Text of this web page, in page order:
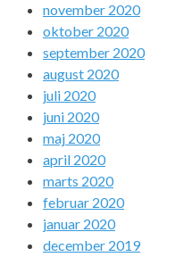
november 2020
oktober 2020
september 2020
august 2020
juli 2020
juni 2020
maj 2020
april 2020
marts 2020
februar 2020
januar 2020
december 2019